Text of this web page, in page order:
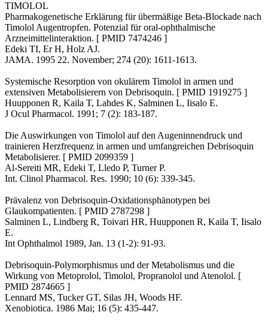
TIMOLOL
Pharmakogenetische Erklärung für übermäßige Beta-Blockade nach
Timolol Augentropfen. Potenzial für oral-ophthalmische
Arzneimittelinteraktion. [ PMID 7474246 ]
Edeki TI, Er H, Holz AJ.
JAMA. 1995 22. November; 274 (20): 1611-1613.
Systemische Resorption von okulärem Timolol in armen und
extensiven Metabolisierern von Debrisoquin. [ PMID 1919275 ]
Huupponen R, Kaila T, Lahdes K, Salminen L, Iisalo E.
J Ocul Pharmacol. 1991; 7 (2): 183-187.
Die Auswirkungen von Timolol auf den Augeninnendruck und
trainieren Herzfrequenz in armen und umfangreichen Debrisoquin
Metabolisierer. [ PMID 2099359 ]
Al-Sereiti MR, Edeki T, Lledo P, Turner P.
Int. Clinol Pharmacol. Res. 1990; 10 (6): 339-345.
Prävalenz von Debrisoquin-Oxidationsphänotypen bei
Glaukompatienten. [ PMID 2787298 ]
Salminen L, Lindberg R, Toivari HR, Huupponen R, Kaila T, Iisalo
E.
Int Ophthalmol 1989, Jan. 13 (1-2): 91-93.
Debrisoquin-Polymorphismus und der Metabolismus und die
Wirkung von Metoprolol, Timolol, Propranolol und Atenolol. [
PMID 2874665 ]
Lennard MS, Tucker GT, Silas JH, Woods HF.
Xenobiotica. 1986 Mai; 16 (5): 435-447.